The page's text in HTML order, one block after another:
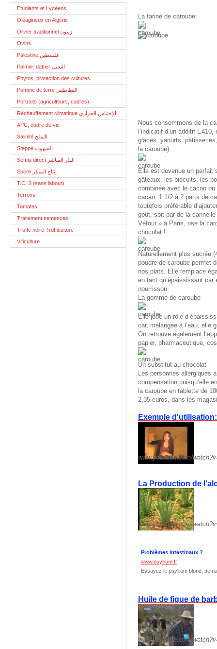
Etudiants et Lycéens
Oléagineux en Algérie
Olivier traditionnel زيتون
Ovins
Palestine فلسطين
Palmier dattier النخيل
Phytos, protection des cultures
Pomme de terre البطاطس
Portraits (agriculteurs, cadres)
Réchauffement climatique الإحتباس الحراري
APC, cadre de vie
Salinité التملح
Steppe السهوب
Semis direct البذر المباشر
Sucre إنتاج السكر
T.C. S (sans labour)
Terroirs
Tomates
Traitement semences
Truffe noire Trufficulture
Viticulture
La farine de caroube:
Nous consommons de la
l’indicatif d’un additif
glaces, yaourts,
la caroube).
Elle est devenue un parfait
gâteaux, les biscuits, les
combinée avec le cacao
cacao, 1 1/2 à 2 parts de
toutefois préférable
goût, soit par de la
Véfour » à Paris, ose la
chocolat !
Naturellement plus sucrée
poudre de caroube permet
nos plats. Elle remplace
en tant qu’épaississant car
nourrisson.
La gomme de caroube
Elle joue un rôle
car, mélangée à l’eau, elle
On retrouve également
papier, pharmaceutique,
Un substitut au chocolat
Les personnes allergiques
compensation puisqu’elle
la caroube en tablette de
2,35 euros, dans les
Exemple
www.youtube.com/
La Production de
www.youtube.com/
Problèmes intestinaux ?
www.psyllium.fr
Essayez le psyllium blond,
Huile de figue de
www.youtube.com/